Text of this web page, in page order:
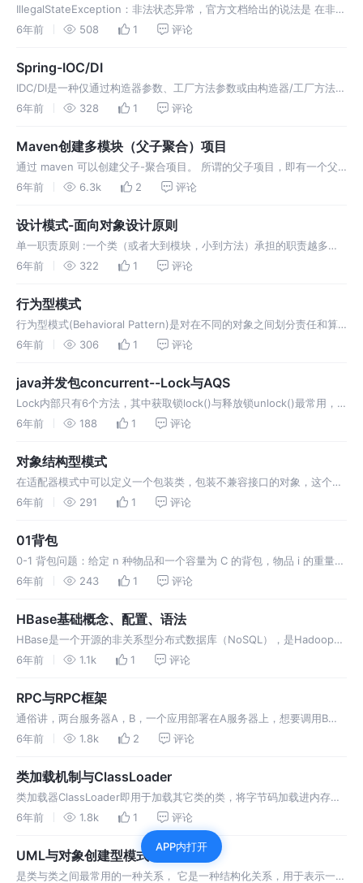
IllegalStateException：非法状态异常，官方文档给出的说法是 在非法
或不适当的时间调用方法时产生的信号。换句话说，即 Java 环境或
非法。 自定义异常一般也同样，仅仅是为了标识或者增加业务逻…
6年前 508 1 评论
Spring-IOC/DI
IDC/DI是一种仅通过构造器参数、工厂方法参数或由构造器/工厂方法产
生的实例的属性定义依赖关系，由容器在创造bean的过程中注入依赖的
对象的依赖，管理bean生命周期，而不用手动创建依赖对象并管理。
接口Be…
6年前 328 1 评论
Maven创建多模块（父子聚合）项目
通过 maven 可以创建父子-聚合项目。 所谓的父子项目，即有一个父
项目，有多个子项目。 这些子项目，在业务逻辑上，都归纳在这个父项
重复的 jar 包都放在父项目下进行依赖，那么子项目就无需再去依赖这
些重复的 …
6年前 6.3k 2 评论
设计模式-面向对象设计原则
单一职责原则 :一个类（或者大到模块，小到方法）承担的职责越多，
它被复用的可能性越小，而且如果一个类承担的职责过多，就相当于将
运作。类的职责主要包括两个方面：数据职责和行为职责，数据职责通
过其属性来体现，而行为职责通…
6年前 322 1 评论
行为型模式
行为型模式(Behavioral Pattern)是对在不同的对象之间划分责任和算
法的抽象化。行为型模式不仅仅关注类和对象的结构，而且重点关注它
职责，并研究系统在运行时实例对象之间的交互。在系统运行时，对象
并不是孤…
6年前 306 1 评论
java并发包concurrent--Lock与AQS
Lock内部只有6个方法，其中获取锁lock()与释放锁unlock()最常用，
都是非static void方法。 ​ 有了接口，就要实现锁，我们通常使用的锁
锁或者其他同步组件的基础框架，它使…
6年前 188 1 评论
对象结构型模式
在适配器模式中可以定义一个包装类，包装不兼容接口的对象，这个包
装类指的就是适配器(Adapter)，它所包装的对象就是适配者
实现就是把客户类的请求 转化为对适配者的相应接口的调用。适配器可
以使由于接口不兼容…
6年前 291 1 评论
01背包
0-1 背包问题：给定 n 种物品和一个容量为 C 的背包，物品 i 的重量是
wi，其价值为 vi 。 自底向上遍历，先遍历物品，再遍历耗费，相当于
做出判断。 另起一个 x[ ] 数组，x[i]=0表示不拿，x[i…
6年前 243 1 评论
HBase基础概念、配置、语法
HBase是一个开源的非关系型分布式数据库（NoSQL），是Hadoop项
目的一部分，运行于HDFS文件系统之上， (Hadoop Database )。主
Family）：表在水平方向有一个或者多个列族组成，一个列族…
6年前 1.1k 1 评论
RPC与RPC框架
通俗讲，两台服务器A，B，一个应用部署在A服务器上，想要调用B服
务器上应用提供的函数/方法，由于不在一个内存空间，不能直接调用，
内，甚至一个计算机内通过本地调用的方式完成的需求，比如不同的系
统间的通讯，甚至不同的组织…
6年前 1.8k 2 评论
类加载机制与ClassLoader
类加载器ClassLoader即用于加载其它类的类，将字节码加载进内存，
创建Class对象，输入完全限定的类名，输出Class对象。 应用程序类加
载器Application ClassLoader：负责加载应用程序类。 该步骤所描述
的模型即双亲委派模型，优先让父ClassLoa…
6年前 1.8k 1 评论
UML与对象创建型模式
是类与类之间最常用的一种关系， 它是一种结构化关系，用于表示一类
APP内打开